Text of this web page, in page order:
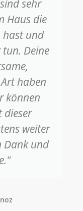
sehr
Haus die
hast und
Deine
haben
können
dieser
weiter
Dank und